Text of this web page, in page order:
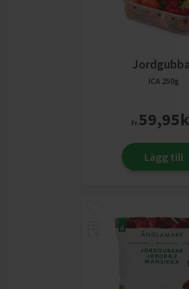
ICA 250g
fr.59,95
Lägg till